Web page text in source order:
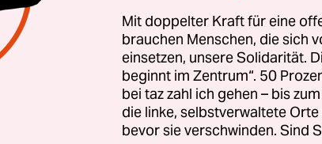
Baum im Kopfstand an. Nur für jeweils
zu Körper­skulpturen.Parkourals
Auffüllen von
im Raumdesign der
sichtbar, sondern es wird auch
Mit doppelter Kraft für eine
brauchen Menschen, die sich
einsetzen, unsere Solidarität.
beginnt im Zentrum“. 50
bei taz zahl ich gehen – bis
die linke, selbstverwaltete
bevor sie verschwinden. Sind